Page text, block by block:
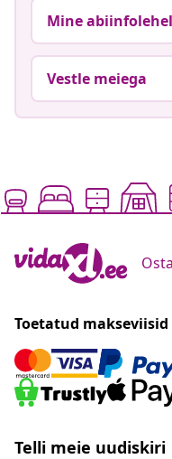
Mine
Vestle meiega
Toetatud makseviisid
Telli meie uudiskiri